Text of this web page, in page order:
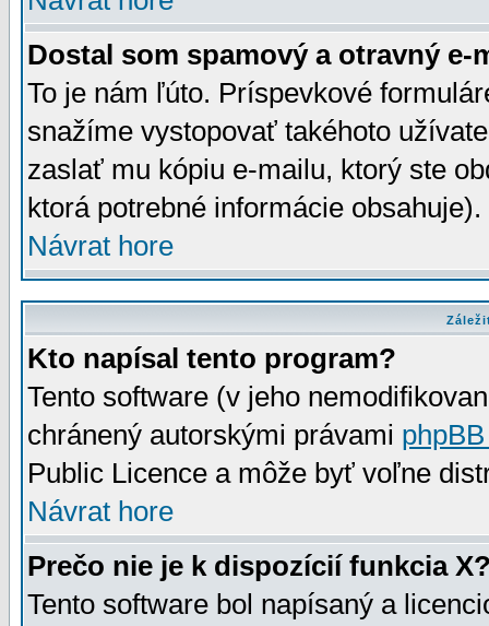
Dostal som spamový a otravný e-
To je nám ľúto. Príspevkové
snažíme vystopovať takéhoto
zaslať mu kópiu e-mailu, ktorý ste
ktorá potrebné informácie
Návrat hore
Kto napísal tento program?
Tento software (v jeho
chránený autorskými právami
Public Licence a môže byť voľne
Návrat hore
Prečo nie je k dispozícií funkcia
Tento software bol napísaný a